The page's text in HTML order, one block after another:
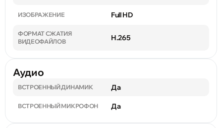
ИЗОБРАЖЕНИЕ Full HD
ФОРМАТ СЖАТИЯ
ВИДЕОФАЙЛОВ
H.265
Аудио
ВСТРОЕННЫЙ ДИНАМИК Да
ВСТРОЕННЫЙ МИКРОФОН Да